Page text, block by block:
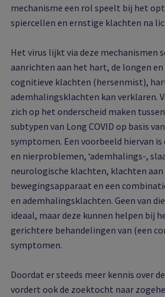
mechanisme een rol speelt bij het
spiercellen en ernstige klachten na
Het virus lijkt via deze mechanismen
aanrichten aan het hart, de longen en
cognitieve klachten (hersenmist),
ademhalingsklachten kan verklaren.
zich op het onderscheid maken
subtypen van Long COVID op basis
symptomen. Een voorbeeld hiervan
en nierproblemen, ‘ademhalings-,
neurologische klachten, klachten
bewegingsapparaat en een
en ademhalingsklachten. Geen van
ideaal, maar deze kunnen helpen bij
gerichtere behandelingen van (een
symptomen.
Doordat er steeds meer kennis over
vordert ook de zoektocht naar